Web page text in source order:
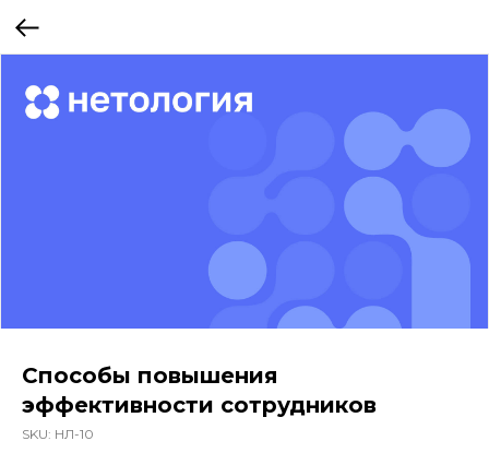
Способы повышения
эффективности сотрудников
SKU: НЛ-10